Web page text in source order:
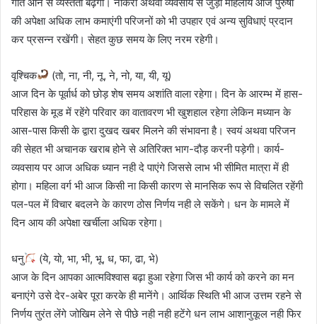
की अपेक्षा अधिक लाभ कमाएंगी परिजनों को भी उपहार एवं अन्य सुविधाएं प्रदान
कर प्रसन्न रखेंगी। सेहत कुछ समय के लिए नरम रहेगी।
वृश्चिक
(तो, ना, नी, नू, ने, नो, या, यी, यू)
आज दिन के पूर्वार्ध को छोड़ शेष समय अशांति वाला रहेगा। दिन के आरम्भ में हास-
परिहास के मूड में रहेंगे परिवार का वातावरण भी खुशहाल रहेगा लेकिन मध्यान के
आस-पास किसी के द्वारा दुखद खबर मिलने की संभावना है। स्वयं अथवा परिजन
की सेहत भी अचानक खराब होने से अतिरिक्त भाग-दौड़ करनी पड़ेगी। कार्य-
व्यवसाय पर आज अधिक ध्यान नही दे पाएंगे जिससे लाभ भी सीमित मात्रा में ही
होगा। महिला वर्ग भी आज किसी ना किसी कारण से मानसिक रूप से विचलित रहेंगी
पल-पल में विचार बदलने के कारण ठोस निर्णय नही ले सकेंगे। धन के मामले में
दिन आय की अपेक्षा खर्चीला अधिक रहेगा।
धनु
(ये, यो, भा, भी, भू, ध, फा, ढा, भे)
आज के दिन आपका आत्मविश्वास बढ़ा हुआ रहेगा जिस भी कार्य को करने का मन
बनाएंगे उसे देर-अबेर पूरा करके ही मानेंगे। आर्थिक स्थिति भी आज उत्तम रहने से
निर्णय तुरंत लेंगे जोखिम लेने से पीछे नही नही हटेंगे धन लाभ आशानुकूल नही फिर